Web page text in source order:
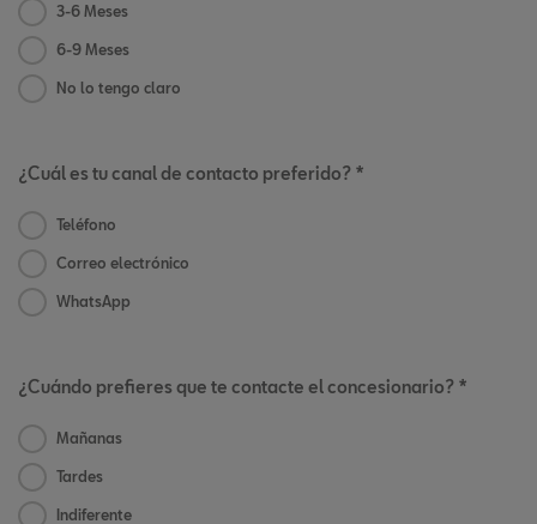
3-6 Meses
6-9 Meses
No lo tengo claro
¿Cuál es tu canal de contacto preferido? *
Teléfono
Correo electrónico
WhatsApp
¿Cuándo prefieres que te contacte el concesionario? *
Mañanas
Tardes
Indiferente